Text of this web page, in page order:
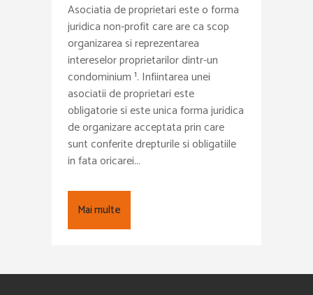
Asociatia de proprietari este o forma
juridica non-profit care are ca scop
organizarea si reprezentarea
intereselor proprietarilor dintr-un
condominium ¹. Infiintarea unei
asociatii de proprietari este
obligatorie si este unica forma juridica
de organizare acceptata prin care
sunt conferite drepturile si obligatiile
in fata oricarei...
Mai multe